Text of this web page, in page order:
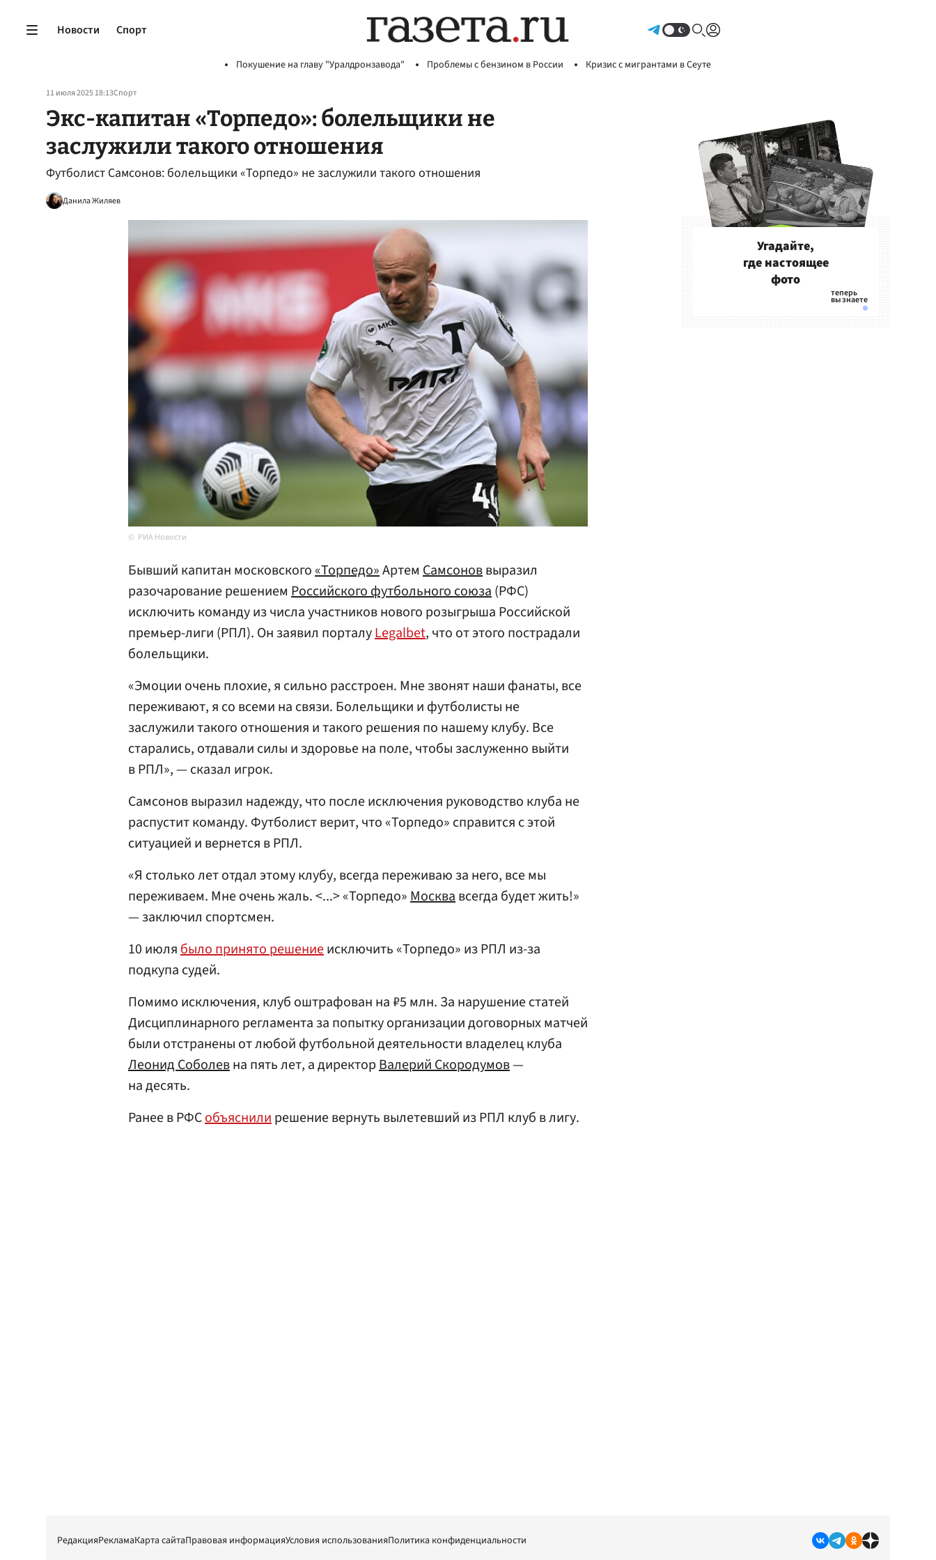
Новости Спорт
Покушение на главу "Уралдронзавода" Проблемы с бензином в России Кризис с мигрантами в Сеуте
11 июля 2025 18:13Спорт
Экс-капитан «Торпедо»: болельщики не
заслужили такого отношения
Футболист Самсонов: болельщики «Торпедо» не заслужили такого отношения
Данила Жиляев
РИА Новости
Бывший капитан московского«Торпедо»Артем Самсоноввыразил
разочарование решением Российского футбольного союза(РФС)
исключить команду из числа участников нового розыгрыша Российской
премьер-лиги (РПЛ). Он заявил порталуLegalbet, что от этого пострадали
болельщики.
«Эмоции очень плохие, я сильно расстроен. Мне звонят наши фанаты, все
переживают, я со всеми на связи. Болельщики и футболисты не
заслужили такого отношения и такого решения по нашему клубу. Все
старались, отдавали силы и здоровье на поле, чтобы заслуженно выйти
в РПЛ», — сказал игрок.
Самсонов выразил надежду, что после исключения руководство клуба не
распустит команду. Футболист верит, что «Торпедо» справится с этой
ситуацией и вернется в РПЛ.
«Я столько лет отдал этому клубу, всегда переживаю за него, все мы
переживаем. Мне очень жаль. <...> «Торпедо»Москвавсегда будет жить!»
— заключил спортсмен.
10 июлябыло принято решениеисключить «Торпедо» из РПЛ из-за
подкупа судей.
Помимо исключения, клуб оштрафован на ₽5 млн. За нарушение статей
Дисциплинарного регламента за попытку организации договорных матчей
были отстранены от любой футбольной деятельности владелец клуба
Леонид Соболевна пять лет, а директорВалерий Скородумов—
на десять.
Ранее в РФСобъяснилирешение вернуть вылетевший из РПЛ клуб в лигу.
Угадайте,
где настоящее
фото
РедакцияРекламаКарта сайтаПравовая информацияУсловия использованияПолитика конфиденциальности